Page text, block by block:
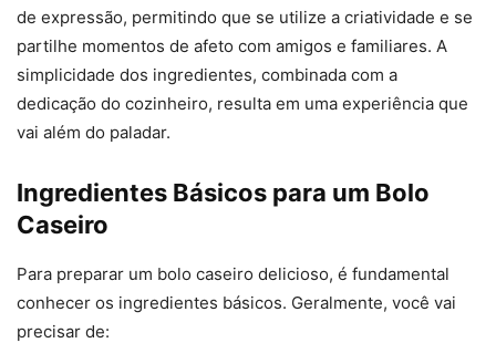
de expressão, permitindo que se utilize a criatividade e se
partilhe momentos de afeto com amigos e familiares. A
simplicidade dos ingredientes, combinada com a
dedicação do cozinheiro, resulta em uma experiência que
vai além do paladar.
Ingredientes Básicos para um Bolo
Caseiro
Para preparar um bolo caseiro delicioso, é fundamental
conhecer os ingredientes básicos. Geralmente, você vai
precisar de: